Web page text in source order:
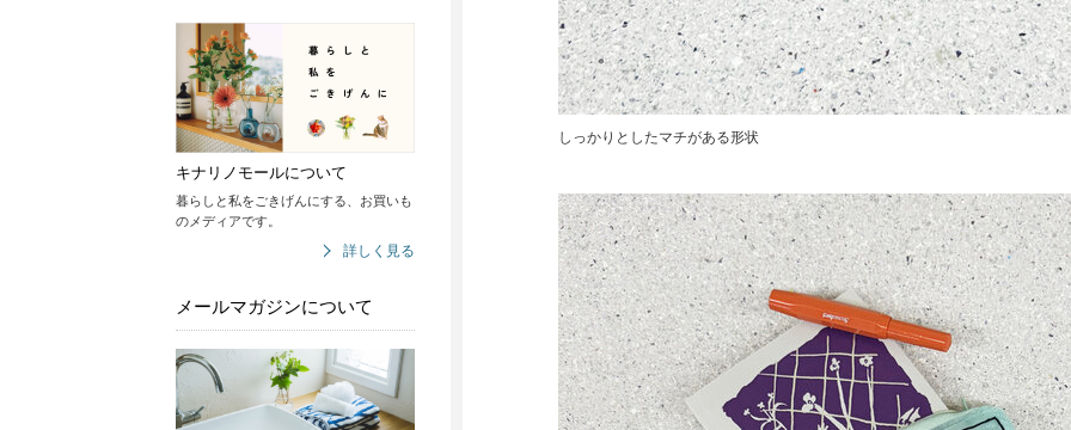
キナリノモールについて
暮らしと私をごきげんにする、お買いも
のメディアです。
詳しく見る
メールマガジンについて
しっかりとしたマチがある形状